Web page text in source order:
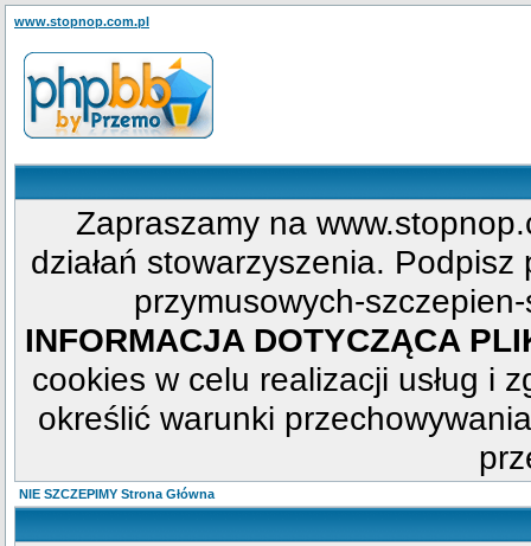
www.stopnop.com.pl
Zapraszamy na
działań stowarzyszenia.
przymusowych-
INFORMACJA DOTYCZĄCA
cookies w celu realizacji usług i
określić warunki
NIE SZCZEPIMY Strona Główna